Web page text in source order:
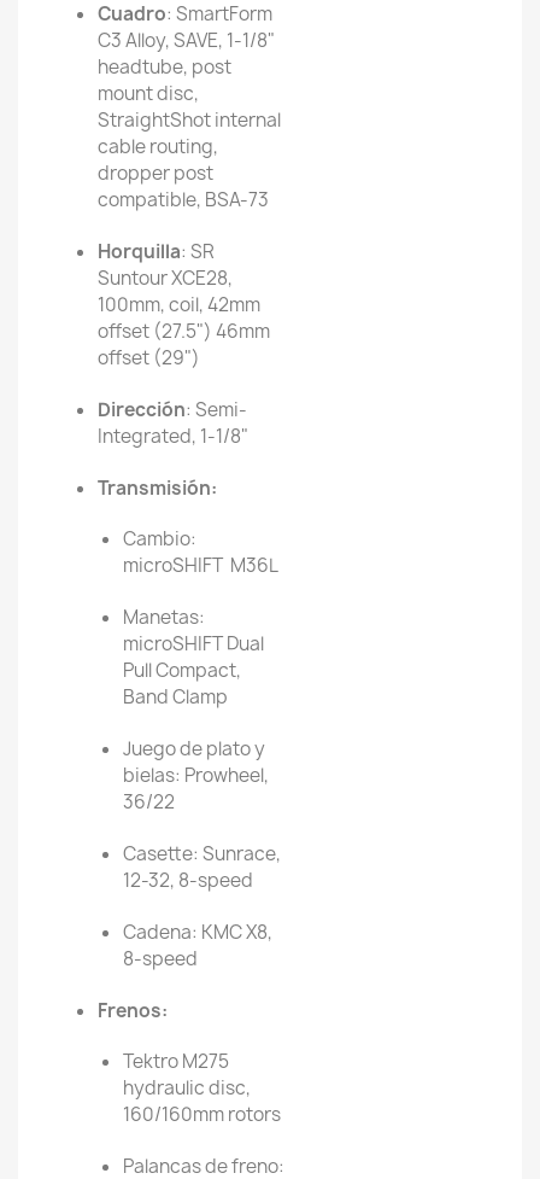
Cuadro: SmartForm
C3 Alloy, SAVE, 1-1/8"
headtube, post
mount disc,
StraightShot internal
cable routing,
dropper post
compatible, BSA-73
Horquilla: SR
Suntour XCE28,
100mm, coil, 42mm
offset (27.5") 46mm
offset (29")
Dirección: Semi-
Integrated, 1-1/8"
Transmisión:
Cambio:
microSHIFT M36L
Manetas:
microSHIFT Dual
Pull Compact,
Band Clamp
Juego de plato y
bielas: Prowheel,
36/22
Casette: Sunrace,
12-32, 8-speed
Cadena: KMC X8,
8-speed
Frenos:
Tektro M275
hydraulic disc,
160/160mm rotors
Palancas de freno: